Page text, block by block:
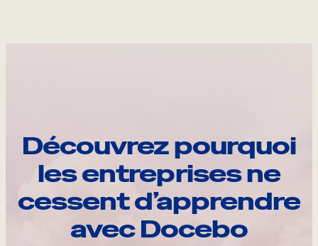
Découvrez pourquoi
les entreprises ne
cessent d’apprendre
avec Docebo